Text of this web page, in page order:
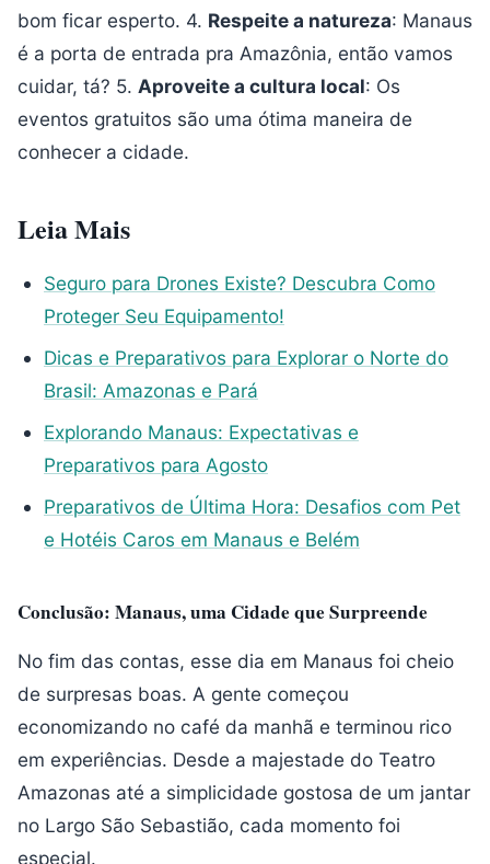
bom ficar esperto. 4. Respeite a natureza: Manaus
é a porta de entrada pra Amazônia, então vamos
cuidar, tá? 5. Aproveite a cultura local: Os
eventos gratuitos são uma ótima maneira de
conhecer a cidade.
Leia Mais
Seguro para Drones Existe? Descubra Como
Proteger Seu Equipamento!
Dicas e Preparativos para Explorar o Norte do
Brasil: Amazonas e Pará
Explorando Manaus: Expectativas e
Preparativos para Agosto
Preparativos de Última Hora: Desafios com Pet
e Hotéis Caros em Manaus e Belém
Conclusão: Manaus, uma Cidade que Surpreende
No fim das contas, esse dia em Manaus foi cheio
de surpresas boas. A gente começou
economizando no café da manhã e terminou rico
em experiências. Desde a majestade do Teatro
Amazonas até a simplicidade gostosa de um jantar
no Largo São Sebastião, cada momento foi
especial.